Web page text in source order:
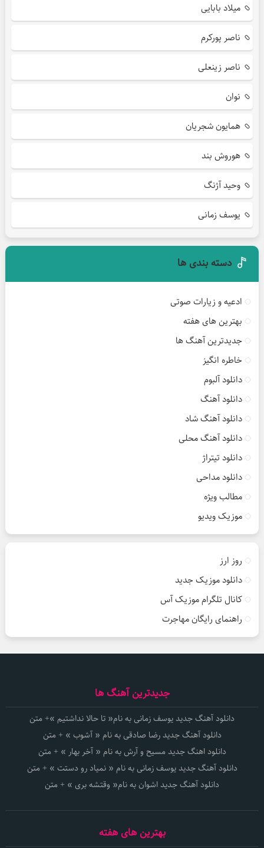
میلاد بابایی
ناصر پورکرم
ناصر زینعلی
نوان
همایون شجریان
هوروش بند
وحید آژنگ
یوسف زمانی
دسته بندی ها
ادعیه و زیارات صوتی
بهترین های هفته
جدیدترین آهنگ ها
خاطره انگیز
دانلود آلبوم
دانلود آهنگ
دانلود آهنگ شاد
دانلود آهنگ محلی
دانلود تیتراژ
دانلود مداحی
مطالب ویژه
موزیک ویدیو
روز ارز
دانلود موزیک جدید
کانال تلگرام موزیک آس
راهنمای رایگان مهاجرت
جدیدترین آهنگ ها
دانلود آهنگ جدید یوسف زمانی به نام« تا حالا نداشتیم »+ متن
دانلود آهنگ جدید رضا صادقی به نام « آشوب » + متن
دانلود اهنگ جدید مسیح و آرش به نام « آخر بهار » + متن
دانلود آهنگ جدید یوسف زمانی به نام « نمیاد رو دستت » + متن
دانلود آهنگ جدید اشوان به نام« وقتشه بری » + متن
بهترین های هفته